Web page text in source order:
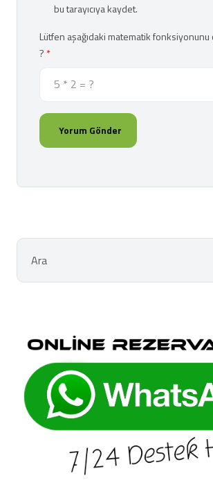
bu tarayıcıya kaydet.
Lütfen aşağıdaki matematik fonksiyonunu
?
Yorum Gönder